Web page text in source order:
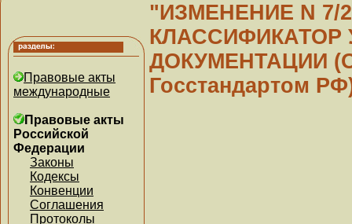
Правовые акты
международные
Правовые акты
Российской
Федерации
Законы
Кодексы
Конвенции
Соглашения
Протоколы
"ИЗМЕНЕНИЕ N
КЛАССИФИКАТОР
ДОКУМЕНТАЦИИ
Госстандартом